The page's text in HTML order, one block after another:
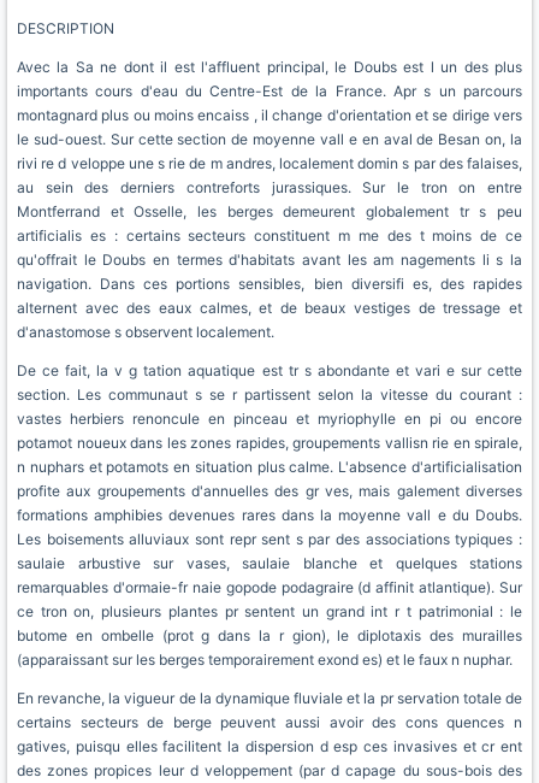
DESCRIPTION
Avec la Sa ne dont il est l'affluent principal, le Doubs est l un des plus
importants cours d'eau du Centre-Est de la France. Apr s un parcours
montagnard plus ou moins encaiss , il change d'orientation et se dirige vers
le sud-ouest. Sur cette section de moyenne vall e en aval de Besan on, la
rivi re d veloppe une s rie de m andres, localement domin s par des falaises,
au sein des derniers contreforts jurassiques. Sur le tron on entre
Montferrand et Osselle, les berges demeurent globalement tr s peu
artificialis es : certains secteurs constituent m me des t moins de ce
qu'offrait le Doubs en termes d'habitats avant les am nagements li s la
navigation. Dans ces portions sensibles, bien diversifi es, des rapides
alternent avec des eaux calmes, et de beaux vestiges de tressage et
d'anastomose s observent localement.
De ce fait, la v g tation aquatique est tr s abondante et vari e sur cette
section. Les communaut s se r partissent selon la vitesse du courant :
vastes herbiers renoncule en pinceau et myriophylle en pi ou encore
potamot noueux dans les zones rapides, groupements vallisn rie en spirale,
n nuphars et potamots en situation plus calme. L'absence d'artificialisation
profite aux groupements d'annuelles des gr ves, mais galement diverses
formations amphibies devenues rares dans la moyenne vall e du Doubs.
Les boisements alluviaux sont repr sent s par des associations typiques :
saulaie arbustive sur vases, saulaie blanche et quelques stations
remarquables d'ormaie-fr naie gopode podagraire (d affinit atlantique). Sur
ce tron on, plusieurs plantes pr sentent un grand int r t patrimonial : le
butome en ombelle (prot g dans la r gion), le diplotaxis des murailles
(apparaissant sur les berges temporairement exond es) et le faux n nuphar.
En revanche, la vigueur de la dynamique fluviale et la pr servation totale de
certains secteurs de berge peuvent aussi avoir des cons quences n
gatives, puisqu elles facilitent la dispersion d esp ces invasives et cr ent
des zones propices leur d veloppement (par d capage du sous-bois des